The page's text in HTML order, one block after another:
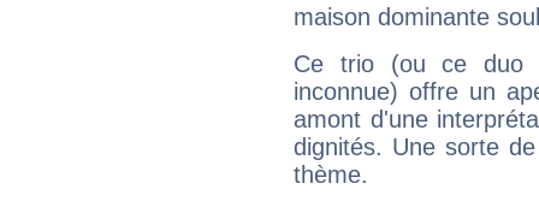
maison dominante
Ce trio (ou ce duo
inconnue) offre un
amont d'une
dignités. Une sorte
thème.